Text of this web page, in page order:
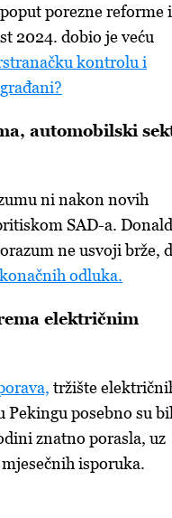
porezne reforme i
2024. dobio je veću
kontrolu i
automobilski
ni nakon novih
SAD-a. Donald
ne usvoji brže,
odluka.
električnim
tržište
Pekingu posebno su
znatno porasla, uz
isporuka.